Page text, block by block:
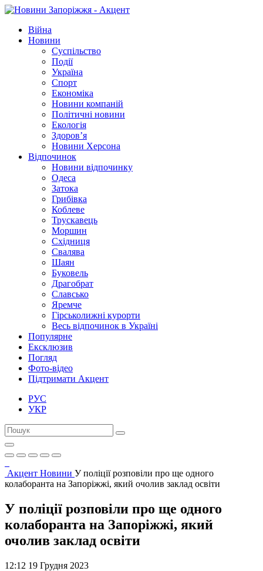
Війна
Новини
Суспільство
Події
Україна
Спорт
Економіка
Новини компаній
Політичні новини
Екологія
Здоров’я
Новини Херсона
Відпочинок
Новини відпочинку
Одеса
Затока
Грибівка
Коблеве
Трускавець
Моршин
Східниця
Свалява
Шаян
Буковель
Драгобрат
Славсько
Яремче
Гірськолижні курорти
Весь відпочинок в Україні
Популярне
Ексклюзив
Погляд
Фото-відео
Підтримати Акцент
РУС
УКР
Акцент Новини У поліції розповіли про ще одного
колаборанта на Запоріжжі, який очолив заклад освіти
У поліції розповіли про ще одного
колаборанта на Запоріжжі, який
очолив заклад освіти
12:12 19 Грудня 2023